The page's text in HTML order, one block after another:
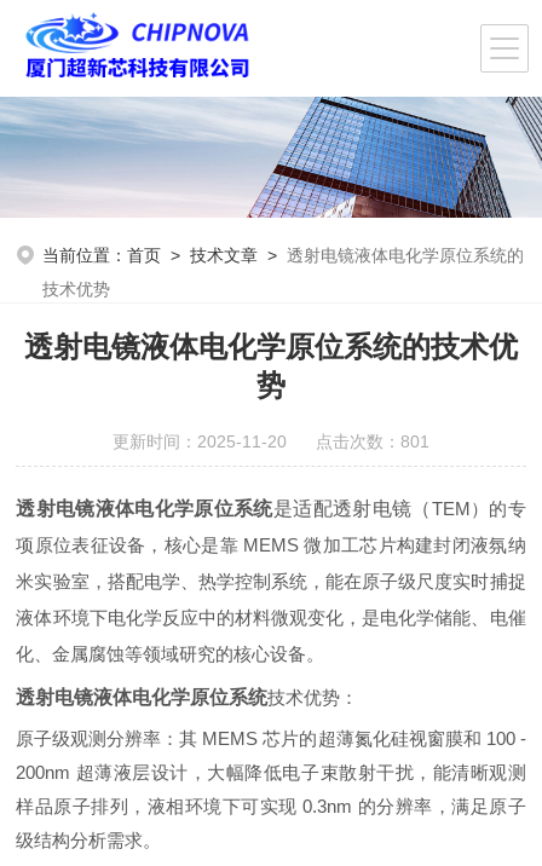
当前位置：首页 >技术文章 >透射电镜液体电化学原位系统的
技术优势
透射电镜液体电化学原位系统的技术优
势
更新时间：2025-11-20 点击次数：801
透射电镜液体电化学原位系统是适配透射电镜（TEM）的专
项原位表征设备，核心是靠 MEMS 微加工芯片构建封闭液氛纳
米实验室，搭配电学、热学控制系统，能在原子级尺度实时捕捉
液体环境下电化学反应中的材料微观变化，是电化学储能、电催
化、金属腐蚀等领域研究的核心设备。
透射电镜液体电化学原位系统技术优势：
原子级观测分辨率：其 MEMS 芯片的超薄氮化硅视窗膜和 100 -
200nm 超薄液层设计，大幅降低电子束散射干扰，能清晰观测
样品原子排列，液相环境下可实现 0.3nm 的分辨率，满足原子
级结构分析需求。